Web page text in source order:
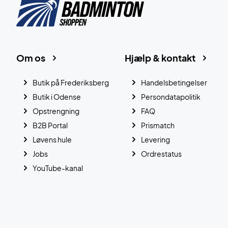
Hjælp & kontakt
Handelsbetingelser
Persondatapolitik
FAQ
Prismatch
Levering
Ordrestatus
Om os
Butik på Frederiksberg
Butik i Odense
Opstrengning
B2B Portal
Løvens hule
Jobs
YouTube-kanal